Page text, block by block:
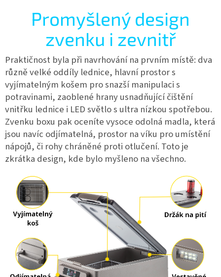
Promyšlený design
zvenku i zevnitř
Praktičnost byla při navrhování na prvním místě: dva
různě velké oddíly lednice, hlavní prostor s
vyjímatelným košem pro snazší manipulaci s
potravinami, zaoblené hrany usnadňující čištění
vnitřku lednice i LED světlo s ultra nízkou spotřebou.
Zvenku boxu pak oceníte vysoce odolná madla, která
jsou navíc odjímatelná, prostor na víku pro umístění
nápojů, či rohy chráněné proti otlučení. Toto je
zkrátka design, kde bylo myšleno na všechno.